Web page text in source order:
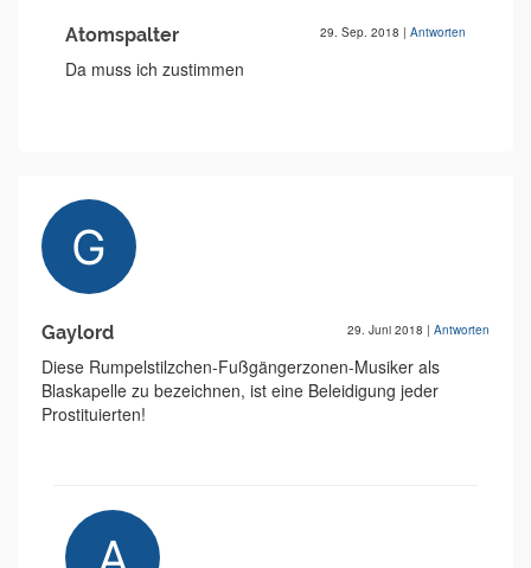
Atomspalter 29. Sep. 2018 | Antworten
Da muss ich zustimmen
Gaylord 29. Juni 2018 | Antworten
Diese Rumpelstilzchen-Fußgängerzonen-Musiker als
Blaskapelle zu bezeichnen, ist eine Beleidigung jeder
Prostituierten!